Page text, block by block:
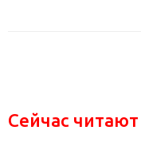
Сейчас читают